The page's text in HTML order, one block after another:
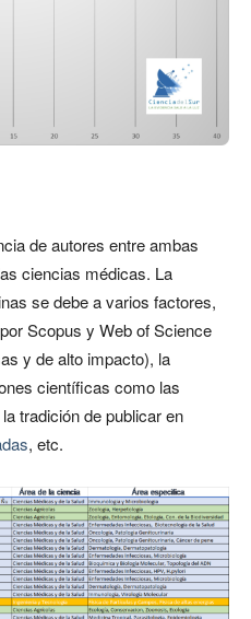
de autores entre ambas
ciencias médicas. La
se debe a varios factores,
Scopus y Web of Science
y de alto impacto), la
científicas como las
tradición de publicar en
, etc.